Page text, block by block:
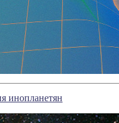
инопланетян